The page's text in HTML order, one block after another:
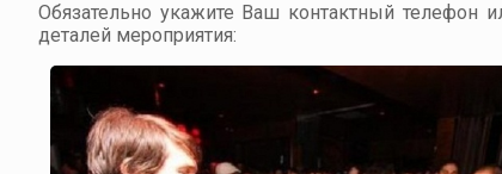
Обязательно укажите Ваш контактный телефон
деталей мероприятия: